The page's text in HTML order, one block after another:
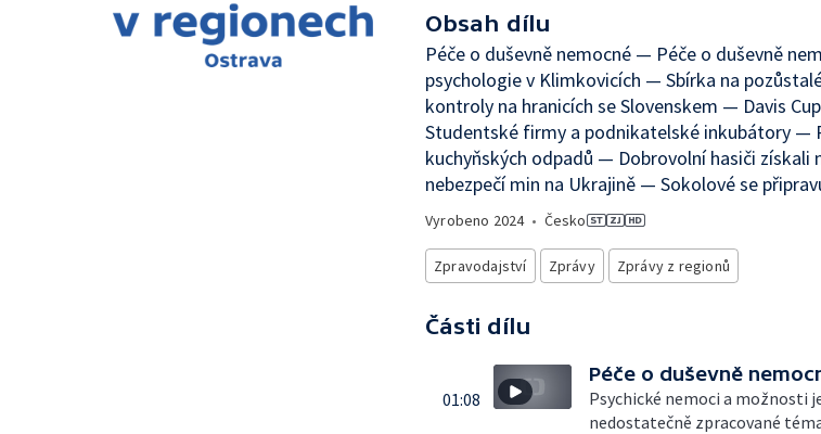
Obsah dílu
Péče o duševně nemocné — Péče o duševně
psychologie v Klimkovicích — Sbírka na
kontroly na hranicích se Slovenskem — Davis
Studentské firmy a podnikatelské inkubátory
kuchyňských odpadů — Dobrovolní hasiči získali
nebezpečí min na Ukrajině — Sokolové se
Vyrobeno 2024• Česko
Zpravodajství Zprávy Zprávy z regionů
Části dílu
01:08
Péče o duševně
Psychické nemoci a možnosti
nedostatečně zpracované